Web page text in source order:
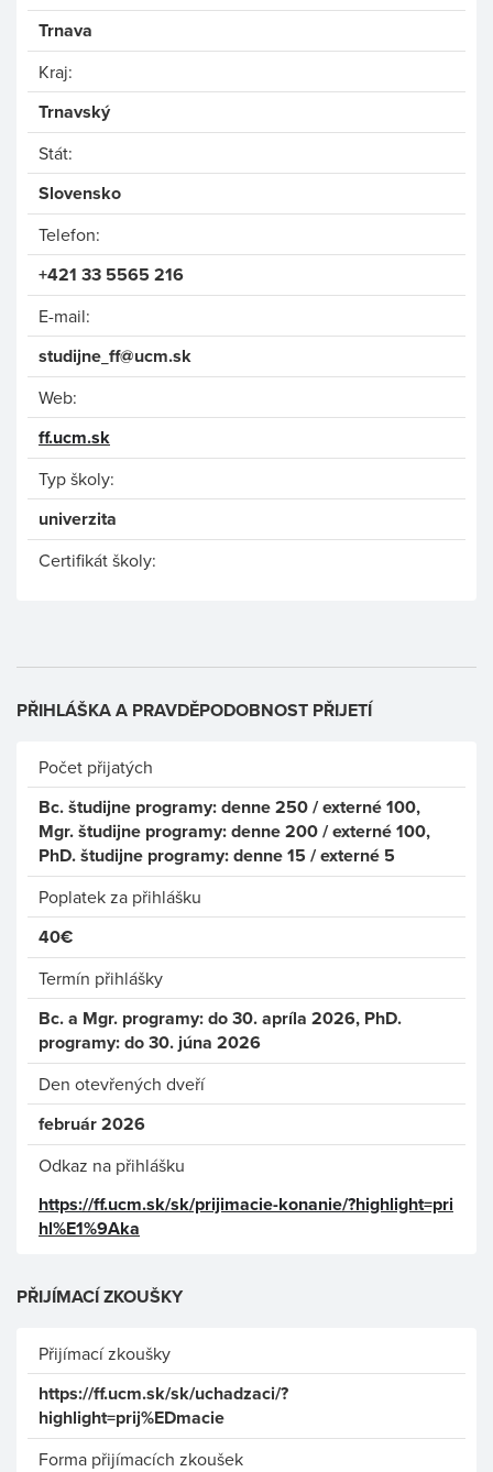
Trnava
Kraj:
Trnavský
Stát:
Slovensko
Telefon:
+421 33 5565 216
E-mail:
studijne_ff@ucm.sk
Web:
ff.ucm.sk
Typ školy:
univerzita
Certifikát školy:
PŘIHLÁŠKA A PRAVDĚPODOBNOST PŘIJETÍ
Počet přijatých
Bc. študijne programy: denne 250 / externé 100,
Mgr. študijne programy: denne 200 / externé 100,
PhD. študijne programy: denne 15 / externé 5
Poplatek za přihlášku
40€
Termín přihlášky
Bc. a Mgr. programy: do 30. apríla 2026, PhD.
programy: do 30. júna 2026
Den otevřených dveří
február 2026
Odkaz na přihlášku
https://ff.ucm.sk/sk/prijimacie-konanie/?highlight=pri
hl%E1%9Aka
PŘIJÍMACÍ ZKOUŠKY
Přijímací zkoušky
https://ff.ucm.sk/sk/uchadzaci/?
highlight=prij%EDmacie
Forma přijímacích zkoušek